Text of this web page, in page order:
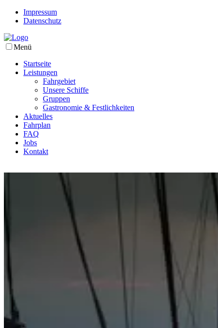
Impressum
Datenschutz
Menü
Startseite
Leistungen
Fahrgebiet
Unsere Schiffe
Gruppen
Gastronomie & Festlichkeiten
Aktuelles
Fahrplan
FAQ
Jobs
Kontakt